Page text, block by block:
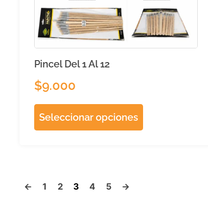
Pincel Del 1 Al 12
$9.000
Seleccionar opciones
← 1 2 3 4 5 →